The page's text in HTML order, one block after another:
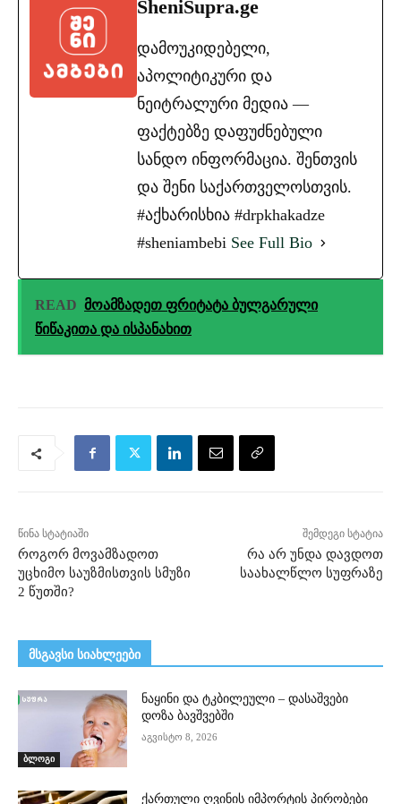
SheniSupra.ge
დამოუკიდებელი,
აპოლიტიკური და
ნეიტრალური მედია —
ფაქტებზე დაფუძნებული
სანდო ინფორმაცია. შენთვის
და შენი საქართველოსთვის.
#აქხარისხია #drpkhakadze
#sheniambebi See Full Bio
READ მოამზადეთ ფრიტატა ბულგარული
წიწაკითა და ისპანახით
წინა სტატიაში
როგორ მოვამზადოთ
უცხიმო საუზმისთვის სმუზი
2 წუთში?
შემდეგი სტატია
რა არ უნდა დავდოთ
საახალწლო სუფრაზე
მსგავსი სიახლეები
ბლოგი
ნაყინი და ტკბილეული – დასაშვები
დოზა ბავშვებში
აგვისტო 8, 2026
ქართული ღვინის იმპორტის პირობები